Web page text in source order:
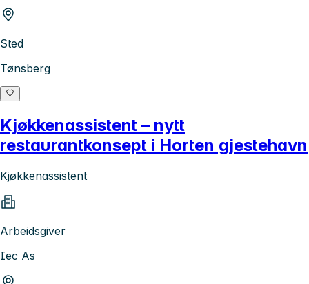
Sted
Tønsberg
Kjøkkenassistent – nytt
restaurantkonsept i Horten gjestehavn
Kjøkkenassistent
Arbeidsgiver
Iec As